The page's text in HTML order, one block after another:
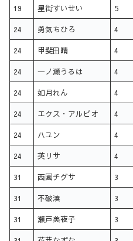
19 星街すいせい 5
24 勇気ちひろ 4
24 甲斐田晴 4
24 一ノ瀬うるは 4
24 如月れん 4
24 エクス・アルビオ 4
24 ハユン 4
24 英リサ 4
31 西園チグサ 3
31 不破湊 3
31 瀬戸美夜子 3